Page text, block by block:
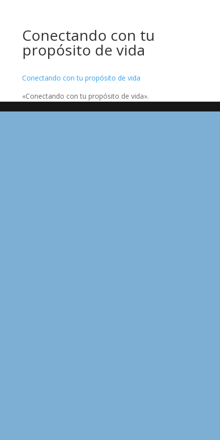
Conectando con tu
propósito de vida
Conectando con tu propósito de vida
«Conectando con tu propósito de vida».